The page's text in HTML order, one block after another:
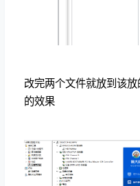
改完两个文件就放到该
的效果